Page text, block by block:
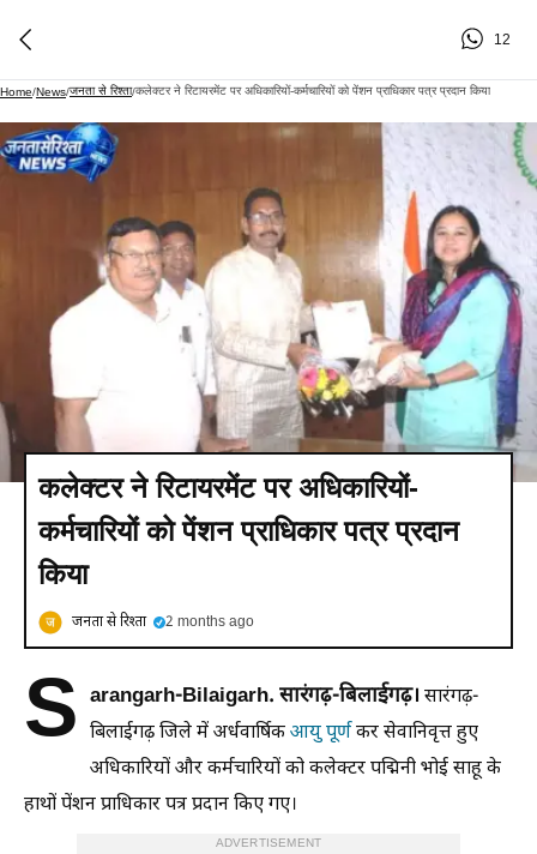
12
Home/News/जनता से रिश्ता/कलेक्टर ने रिटायरमेंट पर अधिकारियों-कर्मचारियों को पेंशन प्राधिकार पत्र प्रदान किया
कलेक्टर ने रिटायरमेंट पर अधिकारियों-
कर्मचारियों को पेंशन प्राधिकार पत्र प्रदान
किया
जनता से रिश्ता 2 months ago
S arangarh-Bilaigarh. सारंगढ़-बिलाईगढ़। सारंगढ़-
बिलाईगढ़ जिले में अर्धवार्षिकआयु पूर्णकर सेवानिवृत्त हुए
अधिकारियों और कर्मचारियों को कलेक्टर पद्मिनी भोई साहू के
हाथों पेंशन प्राधिकार पत्र प्रदान किए गए।
ADVERTISEMENT